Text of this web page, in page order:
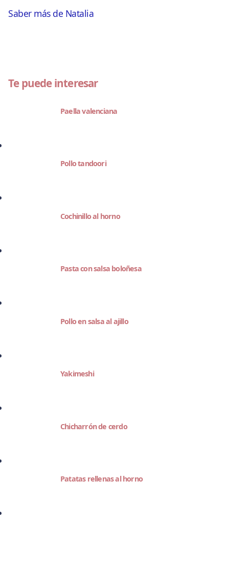
Saber más de Natalia
Te puede interesar
Paella valenciana
Pollo tandoori
Cochinillo al horno
Pasta con salsa boloñesa
Pollo en salsa al ajillo
Yakimeshi
Chicharrón de cerdo
Patatas rellenas al horno